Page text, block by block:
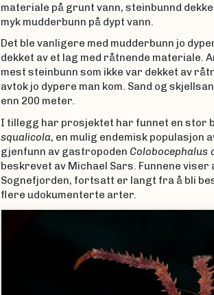
materiale på grunt vann, steinbunnd
myk mudderbunn på dypt vann.
Det ble vanligere med mudderbunn jo
dekket av et lag med råtnende
mest steinbunn som ikke var dekket av
avtok jo dypere man kom. Sand og
enn 200 meter.
I tillegg har prosjektet har funnet en stor
squalicola, en mulig endemisk populasjon
gjenfunn av gastropoden Colobocephalus
beskrevet av Michael Sars. Funnene
Sognefjorden, fortsatt er langt fra å bli
flere udokumenterte arter.